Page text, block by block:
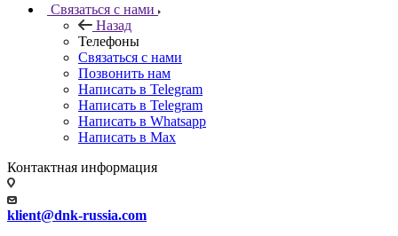
Связаться с нами
Назад
Телефоны
Связаться с нами
Позвонить нам
Написать в Telegram
Написать в Telegram
Написать в Whatsapp
Написать в Max
Контактная информация
klient@dnk-russia.com